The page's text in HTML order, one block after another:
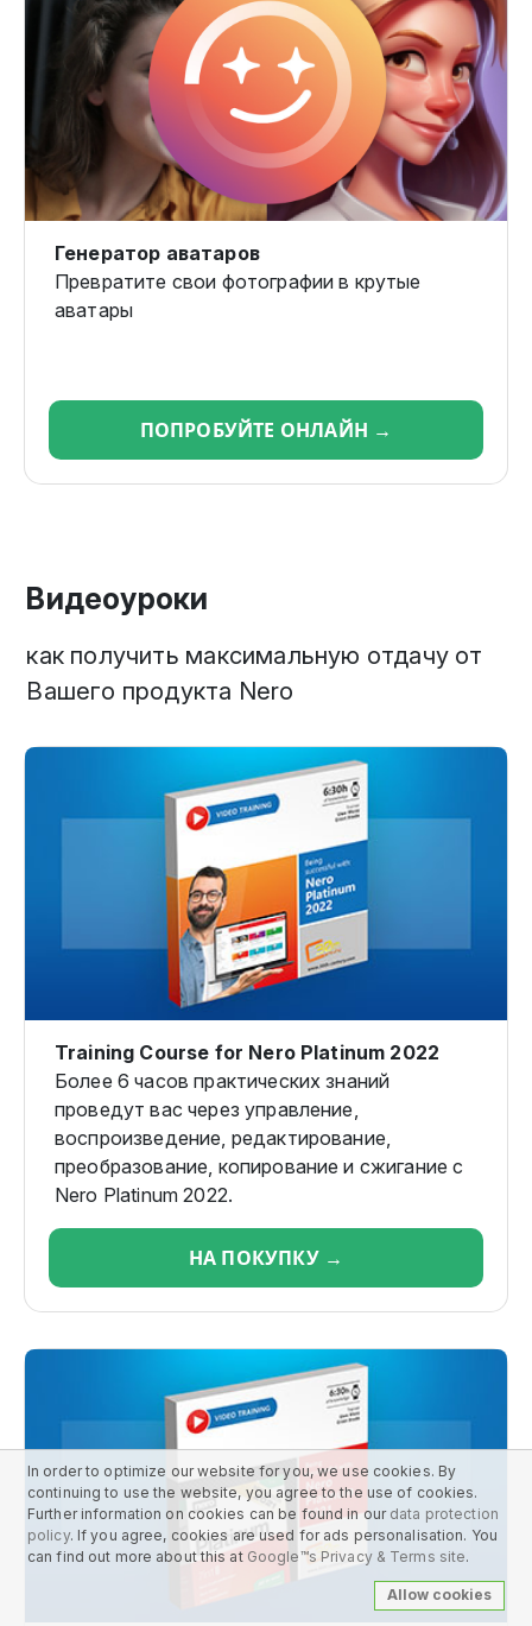
Генератор аватаров
Превратите свои фотографии в крутые
аватары
ПОПРОБУЙТЕ ОНЛАЙН →
Видеоуроки
как получить максимальную отдачу от
Вашего продукта Nero
Training Course for Nero Platinum 2022
Более 6 часов практических знаний
проведут вас через управление,
воспроизведение, редактирование,
преобразование, копирование и сжигание с
Nero Platinum 2022.
НА ПОКУПКУ →
In order to optimize our website for you, we use cookies. By
continuing to use the website, you agree to the use of cookies.
Further information on cookies can be found in our data protection
policy. If you agree, cookies are used for ads personalisation. You
can find out more about this at Google™s Privacy & Terms site.
Allow cookies